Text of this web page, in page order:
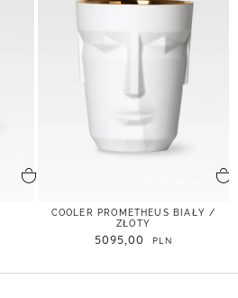
COOLER PROMETHEUS BIAŁY /
ZŁOTY
5095,00